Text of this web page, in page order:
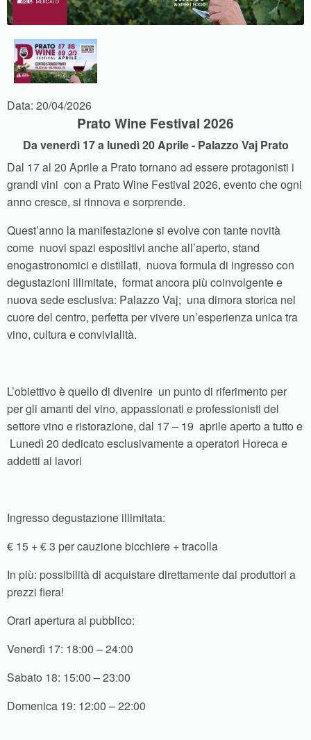
Data: 20/04/2026
Prato Wine Festival 2026
Da venerdì 17 a lunedì 20 Aprile - Palazzo Vaj Prato
Dal 17 al 20 Aprile a Prato tornano ad essere protagonisti i
grandi vini con a Prato Wine Festival 2026, evento che ogni
anno cresce, si rinnova e sorprende.
Quest’anno la manifestazione si evolve con tante novità
come nuovi spazi espositivi anche all’aperto, stand
enogastronomici e distillati, nuova formula di ingresso con
degustazioni illimitate, format ancora più coinvolgente e
nuova sede esclusiva: Palazzo Vaj; una dimora storica nel
cuore del centro, perfetta per vivere un’esperienza unica tra
vino, cultura e convivialità.
L’obiettivo è quello di divenire un punto di riferimento per
per gli amanti del vino, appassionati e professionisti del
settore vino e ristorazione, dal 17 – 19 aprile aperto a tutto e
Lunedì 20 dedicato esclusivamente a operatori Horeca e
addetti ai lavori
Ingresso degustazione illimitata:
€ 15 + € 3 per cauzione bicchiere + tracolla
In più: possibilità di acquistare direttamente dai produttori a
prezzi fiera!
Orari apertura al pubblico:
Venerdì 17: 18:00 – 24:00
Sabato 18: 15:00 – 23:00
Domenica 19: 12:00 – 22:00